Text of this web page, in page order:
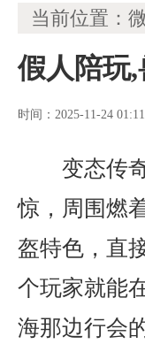
当前位置：
假人陪玩
时间：2025-11-24 01:11
变态传
惊，周围燃
盔特色，直
个玩家就能
海那边行会